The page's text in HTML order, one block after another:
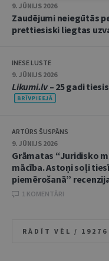
9. JŪNIJS 2026
Zaudējumi neiegūtās
prettiesiski liegtas
INESE LUSTE
9. JŪNIJS 2026
Likumi.lv– 25 gadi
ARTŪRS ŠUSPĀNS
9. JŪNIJS 2026
Grāmatas “Juridisko
mācība. Astoņi soļi
piemērošanā”
1 KOMENTĀRI
RĀDĪT VĒL / 19276